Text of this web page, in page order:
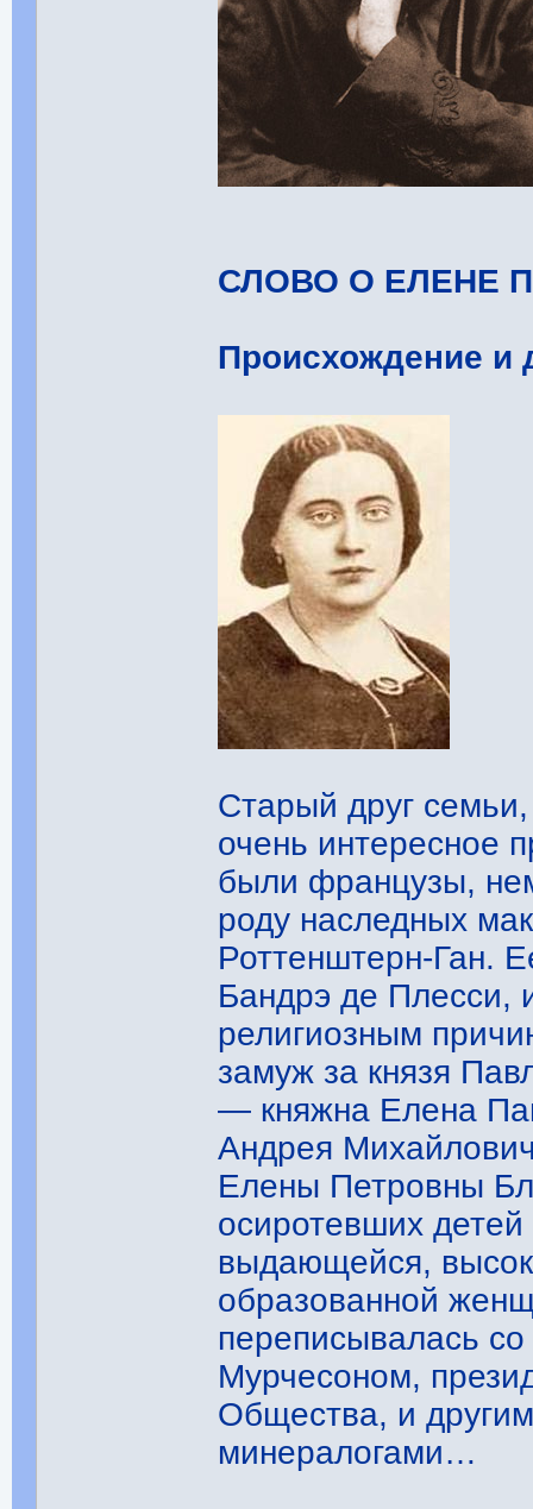
СЛОВО О ЕЛЕНЕ
Происхождение и
Старый друг
очень интересное
были французы,
роду наследных
Роттенштерн-Ган.
Бандрэ де Плесси,
религиозным
замуж за князя
— княжна Елена
Андрея
Елены Петровны
осиротевших
выдающейся,
образованной
переписывалась
Мурчесоном,
Общества, и
минералогами…